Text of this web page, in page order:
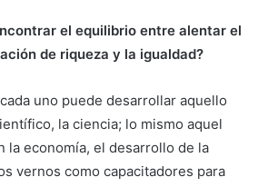
el equilibrio entre alentar el
de riqueza y la igualdad?
uno puede desarrollar aquello
la ciencia; lo mismo aquel
la economía, el desarrollo de la
vernos como capacitadores para